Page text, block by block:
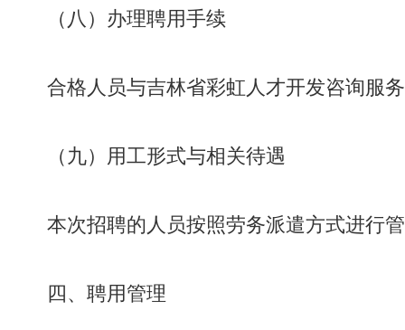
（八）办理聘用手续
合格人员与吉林省彩虹人才开发咨询服
（九）用工形式与相关待遇
本次招聘的人员按照劳务派遣方式进行
四、聘用管理